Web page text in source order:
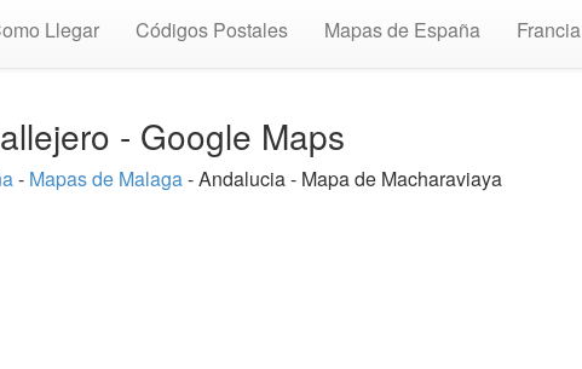
Llegar Códigos Postales Mapas de España Francia
- Google Maps
- Mapas de Malaga- Andalucia - Mapa de Macharaviaya